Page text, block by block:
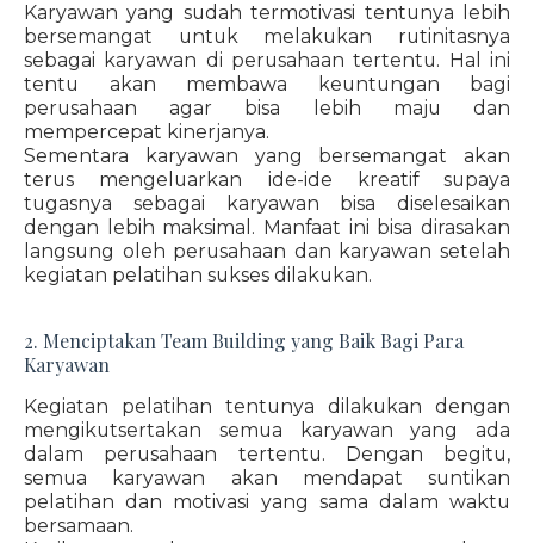
Karyawan yang sudah termotivasi tentunya lebih
bersemangat untuk melakukan rutinitasnya
sebagai karyawan di perusahaan tertentu. Hal ini
tentu akan membawa keuntungan bagi
perusahaan agar bisa lebih maju dan
mempercepat kinerjanya.
Sementara karyawan yang bersemangat akan
terus mengeluarkan ide-ide kreatif supaya
tugasnya sebagai karyawan bisa diselesaikan
dengan lebih maksimal. Manfaat ini bisa dirasakan
langsung oleh perusahaan dan karyawan setelah
kegiatan pelatihan sukses dilakukan.
2. Menciptakan Team Building yang Baik Bagi Para
Karyawan
Kegiatan pelatihan tentunya dilakukan dengan
mengikutsertakan semua karyawan yang ada
dalam perusahaan tertentu. Dengan begitu,
semua karyawan akan mendapat suntikan
pelatihan dan motivasi yang sama dalam waktu
bersamaan.